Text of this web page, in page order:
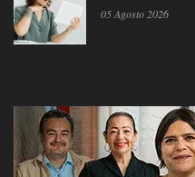
05 Agosto 2026